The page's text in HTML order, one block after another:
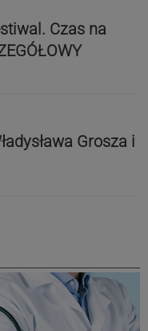
Czas na
Grosza i